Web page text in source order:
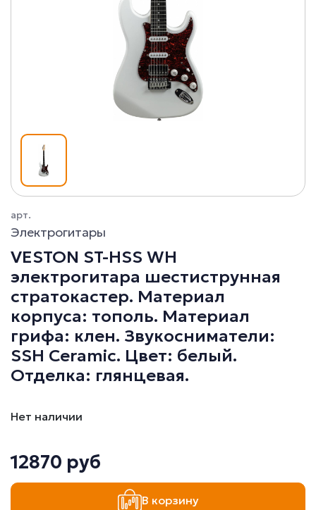
арт.
Электрогитары
VESTON ST-HSS WH
электрогитара шестиструнная
стратокастер. Материал
корпуса: тополь. Материал
грифа: клен. Звукосниматели:
SSH Ceramic. Цвет: белый.
Отделка: глянцевая.
Нет наличии
12870 руб
В корзину